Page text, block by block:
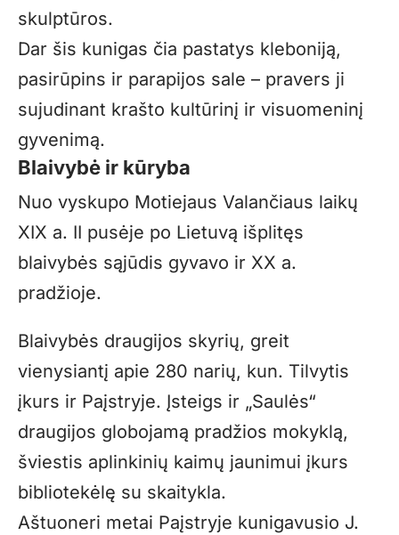
skulptūros.
Dar šis kunigas čia pastatys kleboniją,
pasirūpins ir parapijos sale – pravers ji
sujudinant krašto kultūrinį ir visuomeninį
gyvenimą.
Blaivybė ir kūryba
Nuo vyskupo Motiejaus Valančiaus laikų
XIX a. II pusėje po Lietuvą išplitęs
blaivybės sąjūdis gyvavo ir XX a.
pradžioje.
Blaivybės draugijos skyrių, greit
vienysiantį apie 280 narių, kun. Tilvytis
įkurs ir Paįstryje. Įsteigs ir „Saulės“
draugijos globojamą pradžios mokyklą,
šviestis aplinkinių kaimų jaunimui įkurs
bibliotekėlę su skaitykla.
Aštuoneri metai Paįstryje kunigavusio J.